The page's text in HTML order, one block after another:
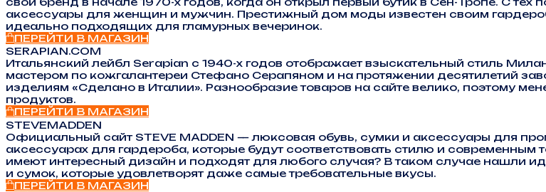
аксессуары для женщин и мужчин. Престижный дом моды известен своим
идеально подходящих для гламурных вечеринок.
ПЕРЕЙТИ В МАГАЗИН
SERAPIAN.COM
Итальянский лейбл Serapian с 1940-х годов отображает взыскательный стиль
мастером по кожгалантереи Стефано Серапяном и на протяжении десятилетий
изделиям «Сделано в Италии». Разнообразие товаров на сайте велико, поэтому
продуктов.
ПЕРЕЙТИ В МАГАЗИН
STEVEMADDEN
Официальный сайт STEVE MADDEN — люксовая обувь, сумки и аксессуары для
аксессуарах для гардероба, которые будут соответствовать стилю и
имеют интересный дизайн и подходят для любого случая? В таком случае нашли
и сумок, которые удовлетворят даже самые требовательные вкусы.
ПЕРЕЙТИ В МАГАЗИН